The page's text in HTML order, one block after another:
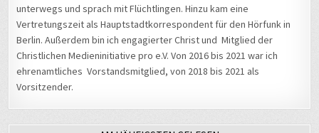
unterwegs und sprach mit Flüchtlingen. Hinzu kam eine
Vertretungszeit als Hauptstadtkorrespondent für den Hörfunk in
Berlin. Außerdem bin ich engagierter Christ und Mitglied der
Christlichen Medieninitiative pro e.V. Von 2016 bis 2021 war ich
ehrenamtliches Vorstandsmitglied, von 2018 bis 2021 als
Vorsitzender.